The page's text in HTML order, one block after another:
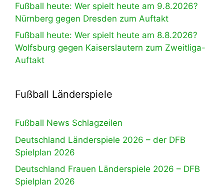
Fußball heute: Wer spielt heute am 9.8.2026?
Nürnberg gegen Dresden zum Auftakt
Fußball heute: Wer spielt heute am 8.8.2026?
Wolfsburg gegen Kaiserslautern zum Zweitliga-
Auftakt
Fußball Länderspiele
Fußball News Schlagzeilen
Deutschland Länderspiele 2026 – der DFB
Spielplan 2026
Deutschland Frauen Länderspiele 2026 – DFB
Spielplan 2026